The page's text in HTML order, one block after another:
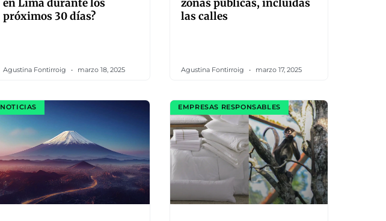
en Lima durante los
próximos 30 días?
Agustina Fontirroig marzo 18, 2025
zonas públicas, incluidas
las calles
Agustina Fontirroig marzo 17, 2025
NOTICIAS EMPRESAS RESPONSABLES